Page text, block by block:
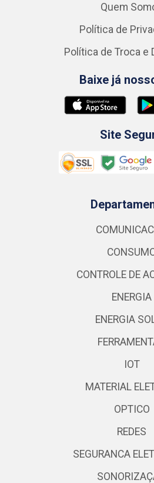
Quem
Política de
Política de Troca e
Baixe já
Site
CONTROLE DE
ENERGIA
ENERGIA
IOT
MATERIAL
OPTICO
REDES
SEGURANCA